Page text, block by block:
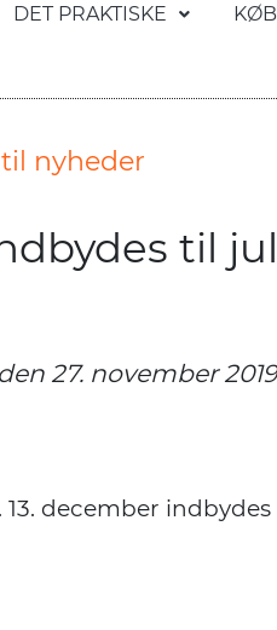
DET PRAKTISKE KØB
nyheder
til
27. november 2019
13. december